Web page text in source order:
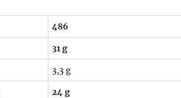
486
31 g
3,3 g
24 g